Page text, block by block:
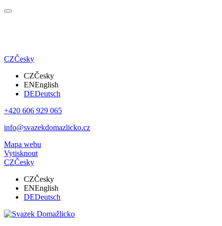
CZČesky
CZČesky
ENEnglish
DEDeutsch
+420 606 929 065
info@svazekdomazlicko.cz
Mapa webu
Vytisknout
CZČesky
CZČesky
ENEnglish
DEDeutsch